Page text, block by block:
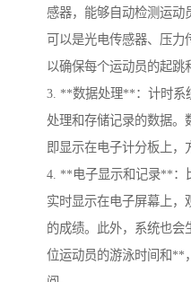
感器，能够自动检测运动
可以是光电传感器、压力
以确保每个运动员的起跳
3. **数据处理**：计时系
处理和存储记录的数据。
即显示在电子计分板上，
4. **电子显示和记录**：
实时显示在电子屏幕上，
的成绩。此外，系统也会
位运动员的游泳时间和**